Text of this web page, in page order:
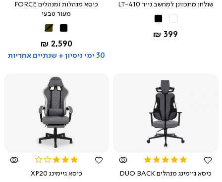
ratingשולחן מתכוונן למחשב נייד LT-410
החל מ-
399 ₪
rating
כיסא מנהלות ומנהלים FORCE
מעור טבעי
שחורחום
החל מ-
2,590 ₪
30 ימי ניסיון + שנתיים אחריות
צפייה
מהירה
5.0
rating
כיסא גיימינג מנהלים DUO BACK
צפייה
מהירה
rating
כיסא גיימינג XP20